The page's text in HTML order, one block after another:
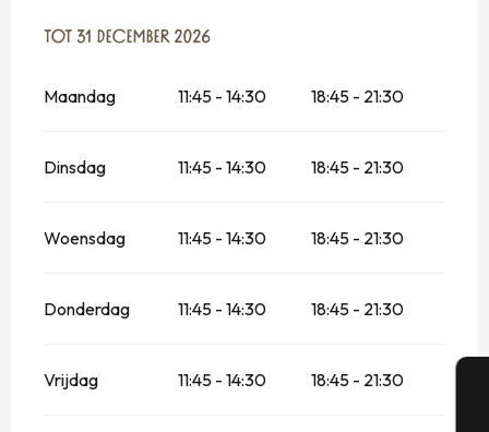
VANAF6 JANUARI 2026
TOT 31 DECEMBER 2026
Maandag 11:45 - 14:30 18:45 - 21:30
Dinsdag 11:45 - 14:30 18:45 - 21:30
Woensdag 11:45 - 14:30 18:45 - 21:30
Donderdag 11:45 - 14:30 18:45 - 21:30
Vrijdag 11:45 - 14:30 18:45 - 21:30